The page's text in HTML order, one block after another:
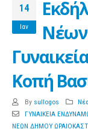
14
Ιαν
Νέων
Κοπή
By sullogos
ΓΥΝΑΙΚΕΙΑ
ΝΕΩΝ ΔΗΜΟΥ